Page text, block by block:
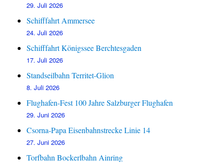
29. Juli 2026
Schifffahrt Ammersee
24. Juli 2026
Schifffahrt Königssee Berchtesgaden
17. Juli 2026
Standseilbahn Territet-Glion
8. Juli 2026
Flughafen-Fest 100 Jahre Salzburger Flughafen
29. Juni 2026
Csorna-Papa Eisenbahnstrecke Linie 14
27. Juni 2026
Torfbahn Bockerlbahn Ainring